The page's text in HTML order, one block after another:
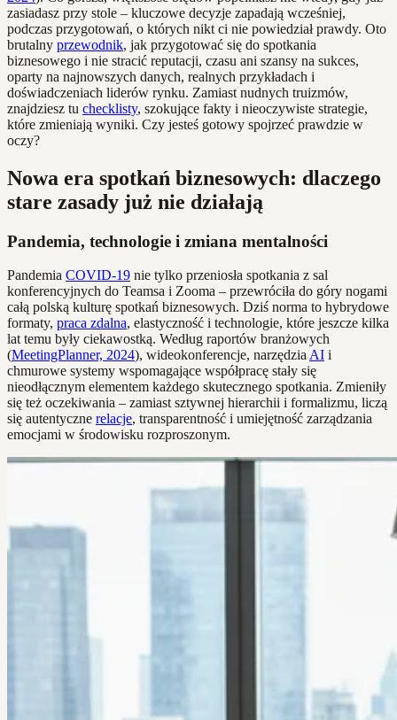
zasiadasz przy stole – kluczowe decyzje zapadają wcześniej,
podczas przygotowań, o których nikt ci nie powiedział prawdy. Oto
brutalny przewodnik, jak przygotować się do spotkania
biznesowego i nie stracić reputacji, czasu ani szansy na sukces,
oparty na najnowszych danych, realnych przykładach i
doświadczeniach liderów rynku. Zamiast nudnych truizmów,
znajdziesz tu checklisty, szokujące fakty i nieoczywiste strategie,
które zmieniają wyniki. Czy jesteś gotowy spojrzeć prawdzie w
oczy?
Nowa era spotkań biznesowych: dlaczego
stare zasady już nie działają
Pandemia, technologie i zmiana mentalności
Pandemia COVID-19 nie tylko przeniosła spotkania z sal
konferencyjnych do Teamsa i Zooma – przewróciła do góry nogami
całą polską kulturę spotkań biznesowych. Dziś norma to hybrydowe
formaty, praca zdalna, elastyczność i technologie, które jeszcze kilka
lat temu były ciekawostką. Według raportów branżowych
(MeetingPlanner, 2024), wideokonferencje, narzędzia AI i
chmurowe systemy wspomagające współpracę stały się
nieodłącznym elementem każdego skutecznego spotkania. Zmieniły
się też oczekiwania – zamiast sztywnej hierarchii i formalizmu, liczą
się autentyczne relacje, transparentność i umiejętność zarządzania
emocjami w środowisku rozproszonym.